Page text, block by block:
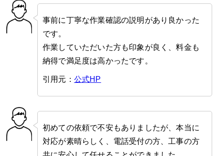
事前に丁寧な作業確認の説明があり良かった
です。
作業していただいた方も印象が良く、料金も
納得で満足度は高かったです。
引用元： 公式HP
初めての依頼で不安もありましたが、本当に
対応が素晴らしく、電話受付の方、工事の方